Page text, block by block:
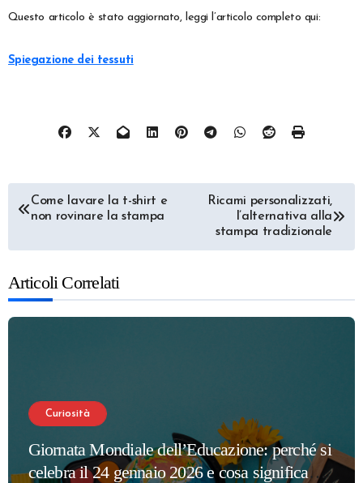
Questo articolo è stato aggiornato, leggi l’articolo completo qui:
Spiegazione dei tessuti
Navigazione
Come lavare la t-shirt e
non rovinare la stampa
Ricami personalizzati,
l’alternativa alla
stampa tradizionale
Articoli Correlati
Curiosità
Giornata Mondiale dell’Educazione: perché si
celebra il 24 gennaio 2026 e cosa significa